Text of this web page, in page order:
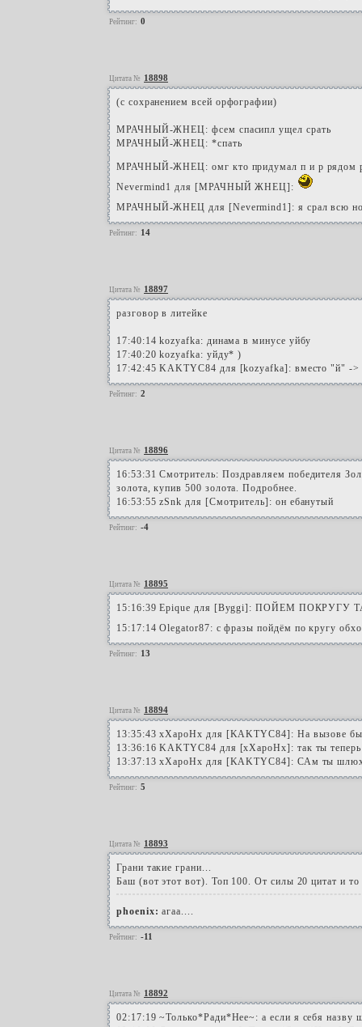
Рейтинг: 0
Цитата № 18898
(с сохранением всей орфографии)
МРАЧНЫЙ-ЖНЕЦ: фсем спасипл ущел срать
МРАЧНЫЙ-ЖНЕЦ: *спать
МРАЧНЫЙ-ЖНЕЦ: омг кто придумал п и р рядом
Nevermind1 для [МРАЧНЫЙ ЖНЕЦ]:
МРАЧНЫЙ-ЖНЕЦ для [Nevermind1]: я срал всю
Рейтинг: 14
Цитата № 18897
разговор в литейке
17:40:14 kozyafka: динама в минусе уйбу
17:40:20 kozyafka: уйду* )
17:42:45 KAKTYC84 для [kozyafka]: вместо "й" ->
Рейтинг: 2
Цитата № 18896
16:53:31 Смотритель: Поздравляем победителя
золота, купив 500 золота. Подробнее.
16:53:55 zSnk для [Смотритель]: он ебанутый
Рейтинг: -4
Цитата № 18895
15:16:39 Epique для [Byggi]: ПОЙЕМ
15:17:14 Olegator87: с фразы пойдём по кругу
Рейтинг: 13
Цитата № 18894
13:35:43 xXapoHx для [KAKTYC84]: На вызове
13:36:16 KAKTYC84 для [xXapoHx]: так ты
13:37:13 xXapoHx для [KAKTYC84]: САм ты
Рейтинг: 5
Цитата № 18893
Грани такие грани...
Баш (вот этот вот). Топ 100. От силы 20 цитат и
phoenix: агаа....
Рейтинг: -11
Цитата № 18892
02:17:19 ~Только*Ради*Нее~: а если я себя назву